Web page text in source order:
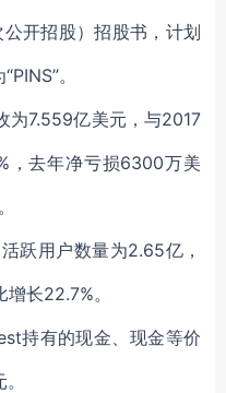
开招股）招股书，计划
。
为7.559亿美元，与2017
，去年净亏损6300万美
跃用户数量为2.65亿，
长22.7%。
持有的现金、现金等价